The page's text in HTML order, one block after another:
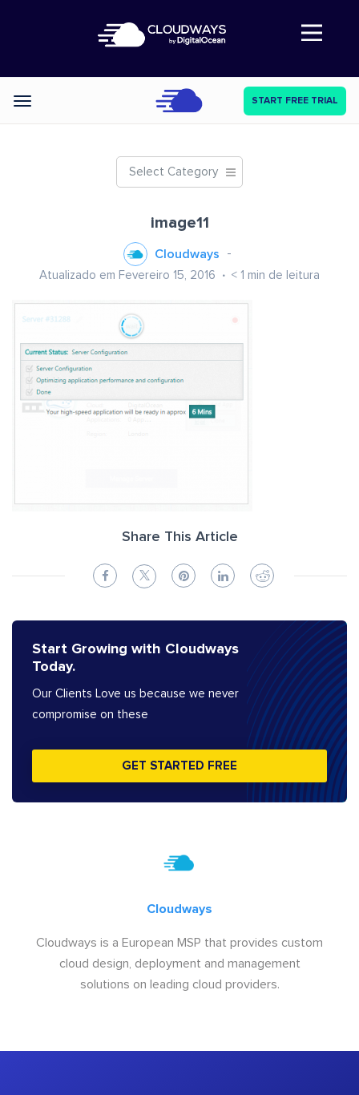
Abre a navegação
Categories START FREE TRIAL
Select Category
image11
Cloudways
Atualizado em Fevereiro 15, 2016 < 1 min de leitura
Share This Article
Start Growing with Cloudways
Today.
Our Clients Love us because we never
compromise on these
GET STARTED FREE
Cloudways
Cloudways is a European MSP that provides custom
cloud design, deployment and management
solutions on leading cloud providers.